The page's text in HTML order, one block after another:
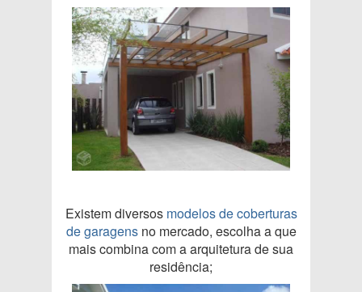
Existem diversos modelos de coberturas
de garagensno mercado, escolha a que
mais combina com a arquitetura de sua
residência;